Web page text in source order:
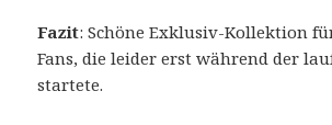
Fazit: Schöne Exklusiv-Kollektion
Fans, die leider erst während der
startete.